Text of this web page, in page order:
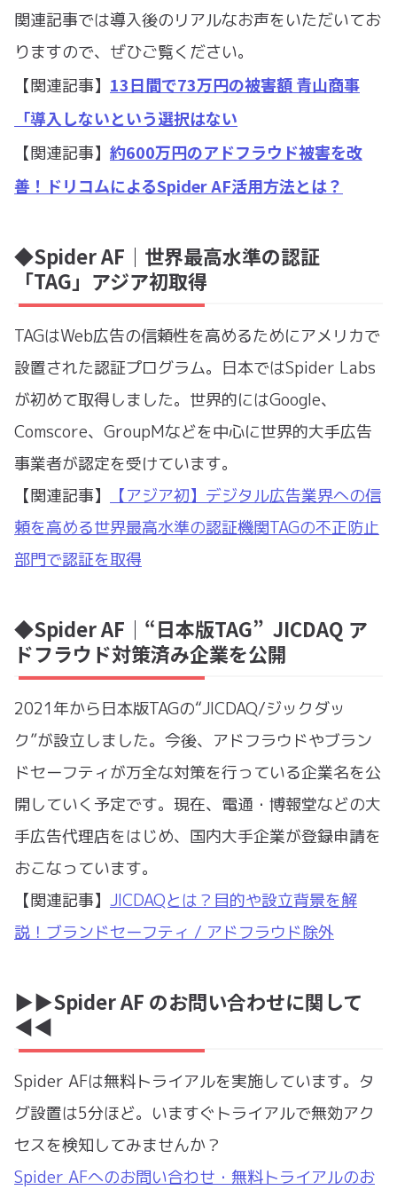
関連記事では導入後のリアルなお声をいただいてお
りますので、ぜひご覧ください。
【関連記事】 13日間で73万円の被害額 青山商事
「導入しないという選択はない
【関連記事】 約600万円のアドフラウド被害を改
善！ドリコムによるSpider AF活用方法とは？
◆Spider AF｜世界最高水準の認証
「TAG」アジア初取得
TAGはWeb広告の信頼性を高めるためにアメリカで
設置された認証プログラム。日本ではSpider Labs
が初めて取得しました。世界的にはGoogle、
Comscore、GroupMなどを中心に世界的大手広告
事業者が認定を受けています。
【関連記事】
【アジア初】デジタル広告業界への信
頼を高める世界最高水準の認証機関TAGの不正防止
部門で認証を取得
◆Spider AF｜“日本版TAG” JICDAQ ア
ドフラウド対策済み企業を公開
2021年から日本版TAGの“JICDAQ/ジックダッ
ク”が設立しました。今後、アドフラウドやブラン
ドセーフティが万全な対策を行っている企業名を公
開していく予定です。現在、電通・博報堂などの大
手広告代理店をはじめ、国内大手企業が登録申請を
おこなっています。
【関連記事】 JICDAQとは？目的や設立背景を解
説！ブランドセーフティ / アドフラウド除外
▶︎▶︎Spider AF のお問い合わせに関して
◀︎◀︎
Spider AFは無料トライアルを実施しています。タ
グ設置は5分ほど。いますぐトライアルで無効アク
セスを検知してみませんか？
Spider AFへのお問い合わせ・無料トライアルのお